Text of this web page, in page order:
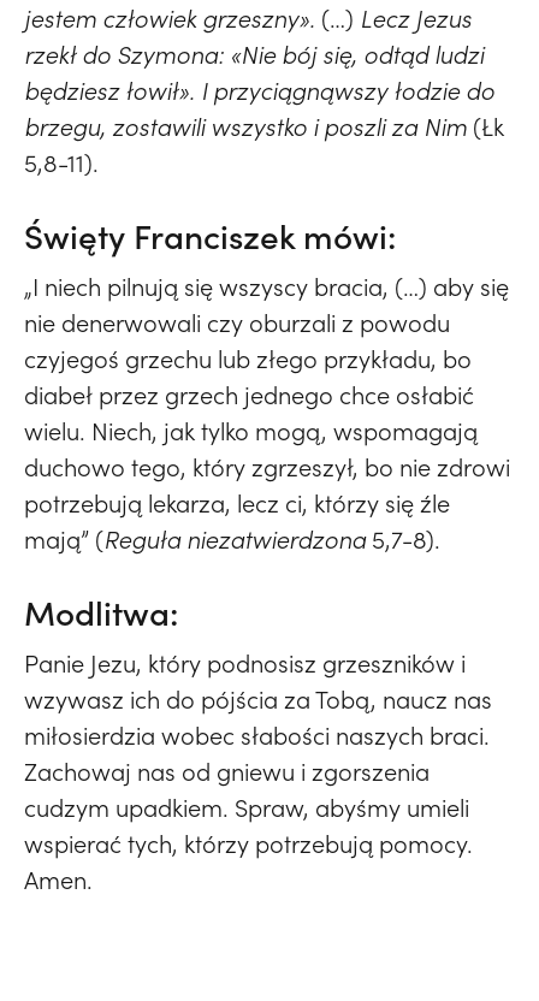
jestem człowiek grzeszny». (…) Lecz Jezus
rzekł do Szymona: «Nie bój się, odtąd ludzi
będziesz łowił». I przyciągnąwszy łodzie do
brzegu, zostawili wszystko i poszli za Nim (Łk
5,8-11).
Święty Franciszek mówi:
„I niech pilnują się wszyscy bracia, (…) aby się
nie denerwowali czy oburzali z powodu
czyjegoś grzechu lub złego przykładu, bo
diabeł przez grzech jednego chce osłabić
wielu. Niech, jak tylko mogą, wspomagają
duchowo tego, który zgrzeszył, bo nie zdrowi
potrzebują lekarza, lecz ci, którzy się źle
mają” (Reguła niezatwierdzona5,7-8).
Modlitwa:
Panie Jezu, który podnosisz grzeszników i
wzywasz ich do pójścia za Tobą, naucz nas
miłosierdzia wobec słabości naszych braci.
Zachowaj nas od gniewu i zgorszenia
cudzym upadkiem. Spraw, abyśmy umieli
wspierać tych, którzy potrzebują pomocy.
Amen.